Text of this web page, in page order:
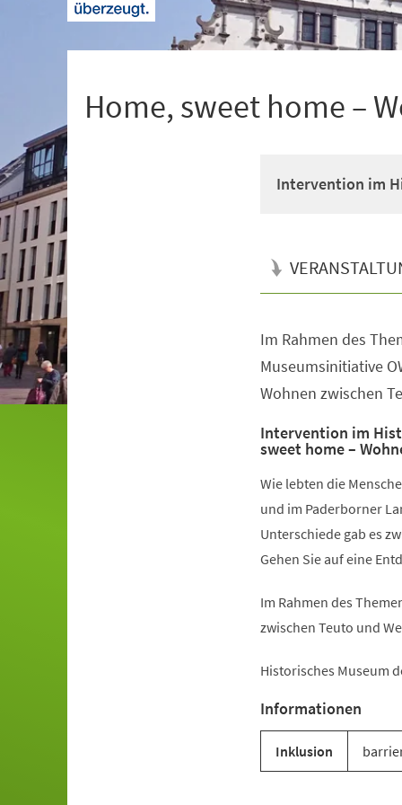
Home, sweet home –
Intervention im
Im Rahmen des
Museumsinitiative
Wohnen zwischen
Intervention im
sweet home –
Wie lebten die
und im Paderborner
Unterschiede gab es
Gehen Sie auf eine
Im Rahmen des
zwischen Teuto und
Historisches Museum
Informationen
Inklusion